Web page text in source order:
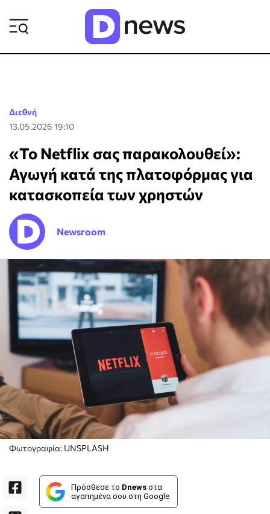
Διεθνή
13.05.2026 19:10
«Το Netflix σας παρακολουθεί»:
Αγωγή κατά της πλατοφόρμας για
κατασκοπεία των χρηστών
Newsroom
Φωτογραφία: UNSPLASH
Πρόσθεσε το Dnews στα
αγαπημένα σου στη Google